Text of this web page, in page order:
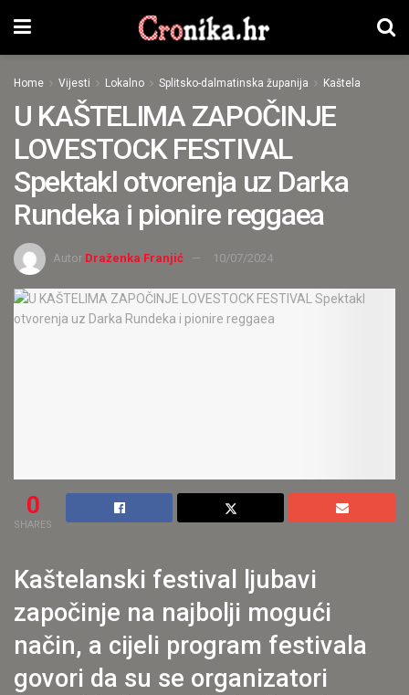
Home Vijesti Lokalno Splitsko-dalmatinska županija Kaštela
U KAŠTELIMA ZAPOČINJE
LOVESTOCK FESTIVAL
Spektakl otvorenja uz Darka
Rundeka i pionire reggaea
Autor Draženka Franjić 10/07/2024
0
SHARES
Kaštelanski festival ljubavi
započinje na najbolji mogući
način, a cijeli program festivala
govori da su se organizatori